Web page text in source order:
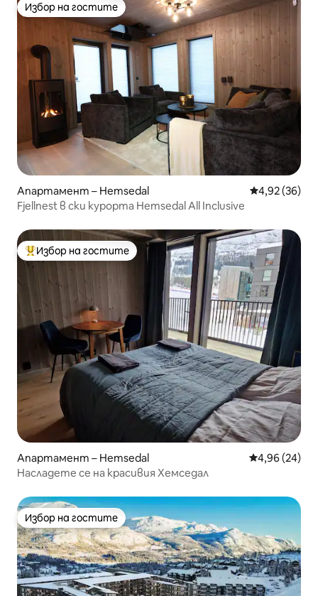
Избор на гостите
Избор на гостите
Апартамент – Hemsedal Средна
4,92 (36)
Fjellnest в ски курорта Hemsedal All Inclusive
Най-популярен избор на гостите
Избор на гостите
Апартамент – Hemsedal Средна
4,96 (24)
Насладете се на красивия Хемседал
Избор на гостите
Избор на гостите